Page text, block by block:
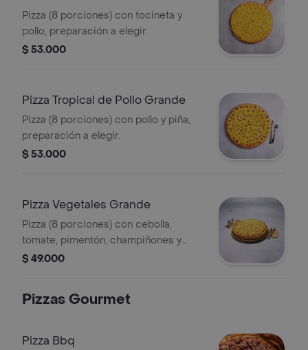
Pizza (8 porciones) con tocineta y
pollo, preparación a elegir.
$ 53.000
Pizza Tropical de Pollo Grande
Pizza (8 porciones) con pollo y piña,
preparación a elegir.
$ 53.000
Pizza Vegetales Grande
Pizza (8 porciones) con cebolla,
tomate, pimentón, champiñones y
aceitunas, preparación a elegir.
$ 49.000
Pizzas Gourmet
Pizza Bbq